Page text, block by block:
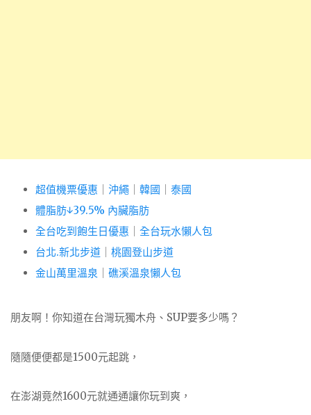
超值機票優惠 沖繩 韓國
泰國
體脂肪↓39.5% 內臟脂肪
全台吃到飽生日優惠
全台玩水懶人包
台北.新北步道
桃園登山步道
金山萬里溫泉
礁溪溫泉懶人包
朋友啊！你知道在台灣玩獨木舟、SUP要多少嗎？
隨隨便便都是1500元起跳，
在澎湖竟然1600元就通通讓你玩到爽，